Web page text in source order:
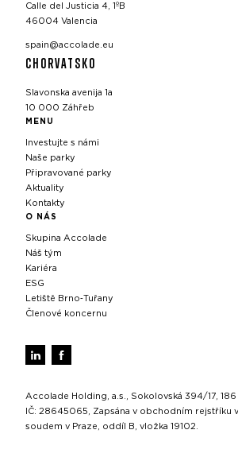
Calle del Justicia 4, 1ºB
46004 Valencia
spain@accolade.eu
CHORVATSKO
Slavonska avenija 1a
10 000 Záhřeb
MENU
Investujte s námi
Naše parky
Připravované parky
Aktuality
Kontakty
O NÁS
Skupina Accolade
Náš tým
Kariéra
ESG
Letiště Brno‑Tuřany
Členové koncernu
Accolade Holding, a.s., Sokolovská 394/17,
IČ: 28645065, Zapsána v obchodním rejstříku
soudem v Praze, oddíl B, vložka 19102.